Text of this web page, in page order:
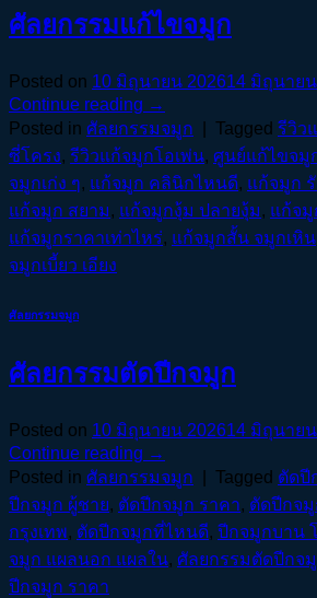
ศัลยกรรมแก้ไขจมูก
Posted on 10 มิถุนายน 202614 มิถุนาย
Continue reading →
Posted in ศัลยกรรมจมูก Tagged รีวิว
ซี่โครง, รีวิวแก้จมูกโอเพ่น, ศูนย์แก้ไขจมู
จมูกเก่ง ๆ, แก้จมูก คลินิกไหนดี, แก้จมูก
แก้จมูก สยาม, แก้จมูกงุ้ม ปลายงุ้ม, แก้จ
แก้จมูกราคาเท่าไหร่, แก้จมูกสั้น จมูกเหิน
จมูกเบี้ยว เอียง
ศัลยกรรมจมูก
ศัลยกรรมตัดปีกจมูก
Posted on 10 มิถุนายน 202614 มิถุนาย
Continue reading →
Posted in ศัลยกรรมจมูก Tagged ตัดปี
ปีกจมูก ผู้ชาย, ตัดปีกจมูก ราคา, ตัดปีกจมู
กรุงเทพ, ตัดปีกจมูกที่ไหนดี, ปีกจมูกบาน
จมูก แผลนอก แผลใน, ศัลยกรรมตัดปีกจ
ปีกจมูก ราคา